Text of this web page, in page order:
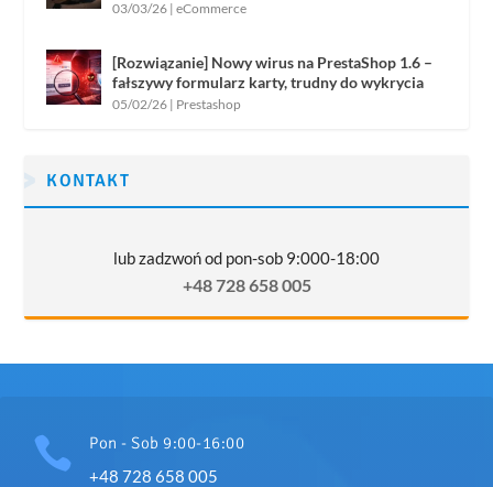
03/03/26 |eCommerce
[Rozwiązanie] Nowy wirus na PrestaShop 1.6 –
fałszywy formularz karty, trudny do wykrycia
05/02/26 | Prestashop
KONTAKT
lub zadzwoń od pon-sob 9:000-18:00
+48 728 658 005

Pon - Sob 9:00-16:00
+48 728 658 005